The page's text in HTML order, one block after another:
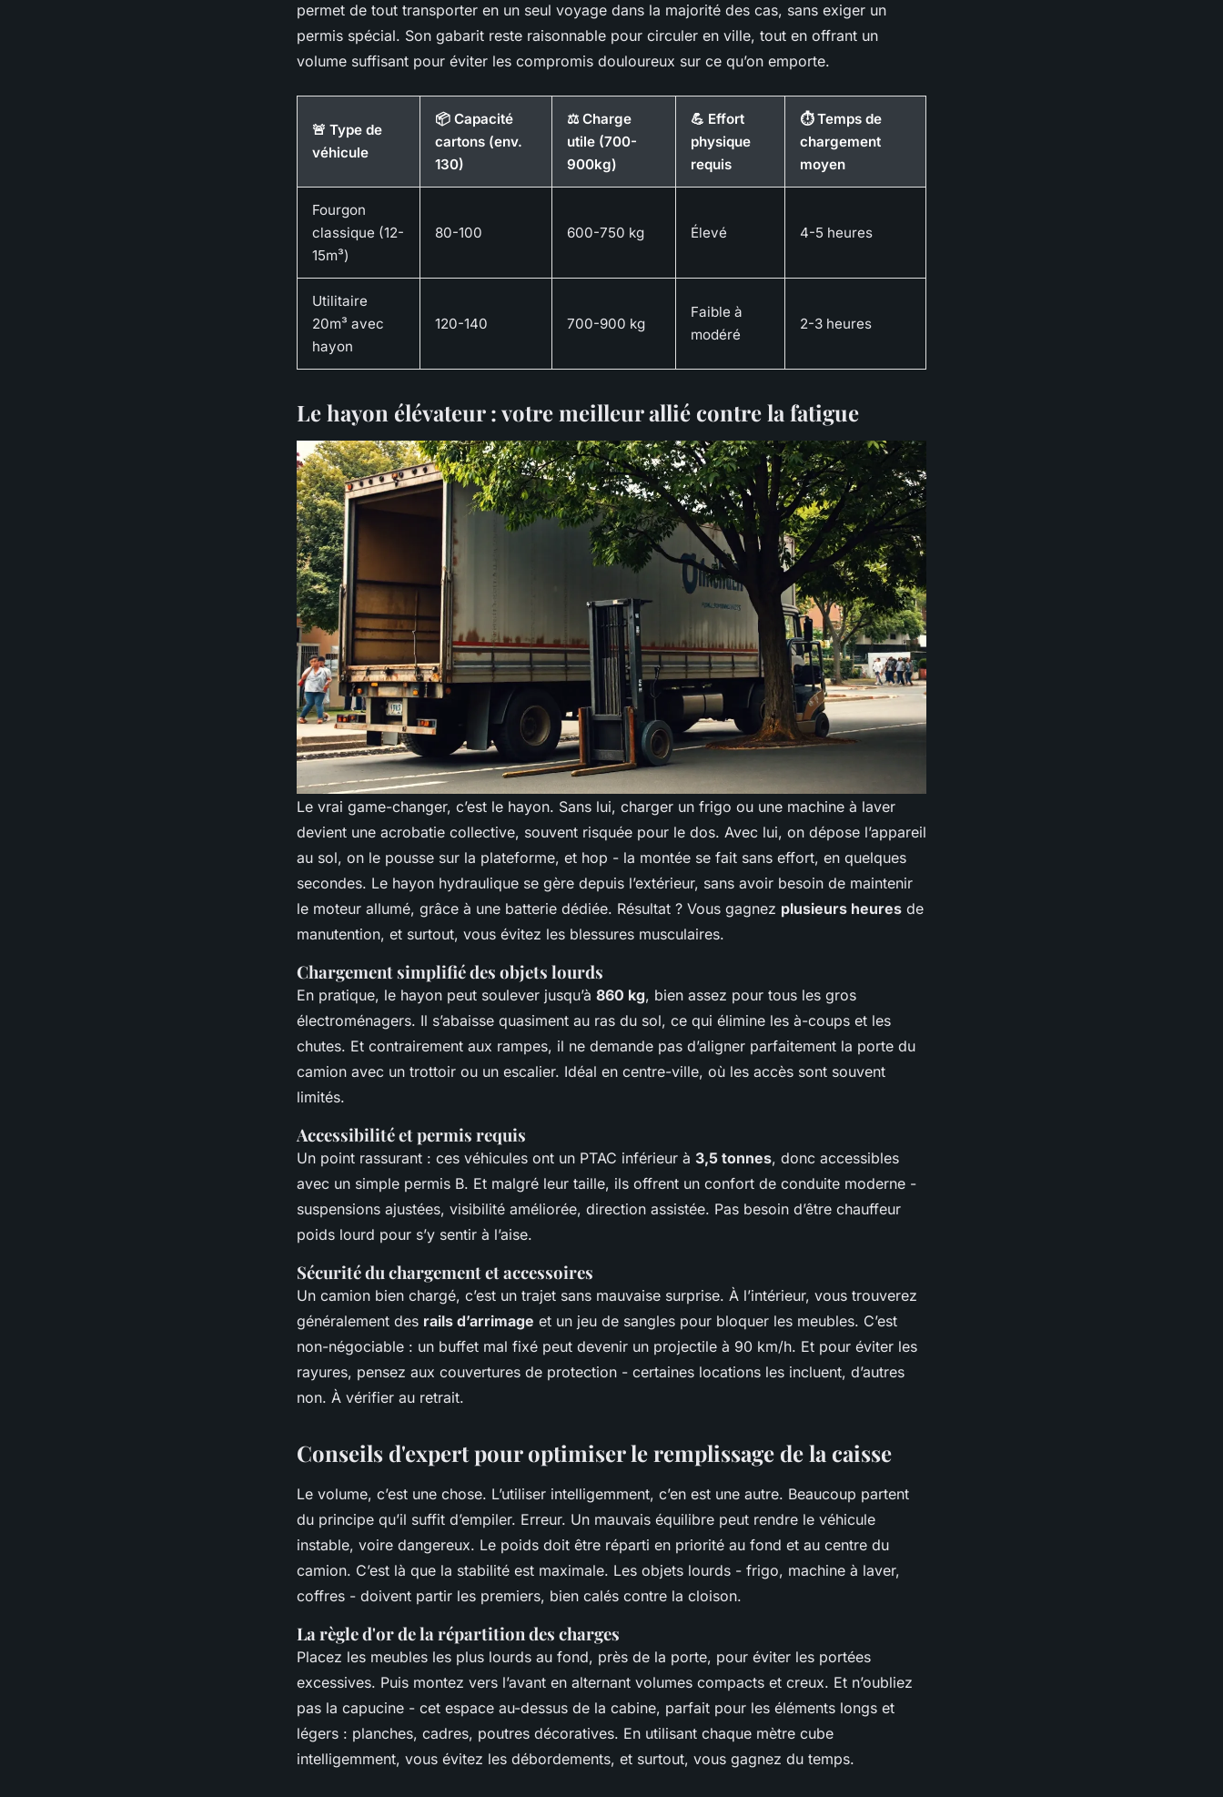
permet de tout transporter en un seul voyage dans la majorité des cas, sans exiger un
permis spécial. Son gabarit reste raisonnable pour circuler en ville, tout en offrant un
volume suffisant pour éviter les compromis douloureux sur ce qu’on emporte.
🚨 Type de
véhicule
📦 Capacité
cartons (env.
130)
⚖️ Charge
utile (700-
900kg)
💪 Effort
physique
requis
⏱️ Temps de
chargement
moyen
Fourgon
classique (12-
15m³)
80-100 600-750 kg Élevé 4-5 heures
Utilitaire
20m³ avec
hayon
120-140 700-900 kg
Faible à
modéré
2-3 heures
Le hayon élévateur : votre meilleur allié contre la fatigue
Le vrai game-changer, c’est le hayon. Sans lui, charger un frigo ou une machine à laver
devient une acrobatie collective, souvent risquée pour le dos. Avec lui, on dépose l’appareil
au sol, on le pousse sur la plateforme, et hop - la montée se fait sans effort, en quelques
secondes. Le hayon hydraulique se gère depuis l’extérieur, sans avoir besoin de maintenir
le moteur allumé, grâce à une batterie dédiée. Résultat ? Vous gagnez plusieurs heures de
manutention, et surtout, vous évitez les blessures musculaires.
Chargement simplifié des objets lourds
En pratique, le hayon peut soulever jusqu’à 860 kg, bien assez pour tous les gros
électroménagers. Il s’abaisse quasiment au ras du sol, ce qui élimine les à-coups et les
chutes. Et contrairement aux rampes, il ne demande pas d’aligner parfaitement la porte du
camion avec un trottoir ou un escalier. Idéal en centre-ville, où les accès sont souvent
limités.
Accessibilité et permis requis
Un point rassurant : ces véhicules ont un PTAC inférieur à 3,5 tonnes, donc accessibles
avec un simple permis B. Et malgré leur taille, ils offrent un confort de conduite moderne -
suspensions ajustées, visibilité améliorée, direction assistée. Pas besoin d’être chauffeur
poids lourd pour s’y sentir à l’aise.
Sécurité du chargement et accessoires
Un camion bien chargé, c’est un trajet sans mauvaise surprise. À l’intérieur, vous trouverez
généralement des rails d’arrimage et un jeu de sangles pour bloquer les meubles. C’est
non-négociable : un buffet mal fixé peut devenir un projectile à 90 km/h. Et pour éviter les
rayures, pensez aux couvertures de protection - certaines locations les incluent, d’autres
non. À vérifier au retrait.
Conseils d'expert pour optimiser le remplissage de la caisse
Le volume, c’est une chose. L’utiliser intelligemment, c’en est une autre. Beaucoup partent
du principe qu’il suffit d’empiler. Erreur. Un mauvais équilibre peut rendre le véhicule
instable, voire dangereux. Le poids doit être réparti en priorité au fond et au centre du
camion. C’est là que la stabilité est maximale. Les objets lourds - frigo, machine à laver,
coffres - doivent partir les premiers, bien calés contre la cloison.
La règle d'or de la répartition des charges
Placez les meubles les plus lourds au fond, près de la porte, pour éviter les portées
excessives. Puis montez vers l’avant en alternant volumes compacts et creux. Et n’oubliez
pas la capucine - cet espace au-dessus de la cabine, parfait pour les éléments longs et
légers : planches, cadres, poutres décoratives. En utilisant chaque mètre cube
intelligemment, vous évitez les débordements, et surtout, vous gagnez du temps.